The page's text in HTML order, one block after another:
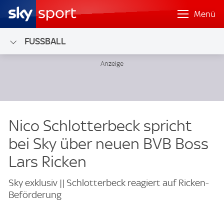
Menü
FUSSBALL
Nico Schlotterbeck spricht
bei Sky über neuen BVB Boss
Lars Ricken
Sky exklusiv || Schlotterbeck reagiert auf Ricken-
Beförderung